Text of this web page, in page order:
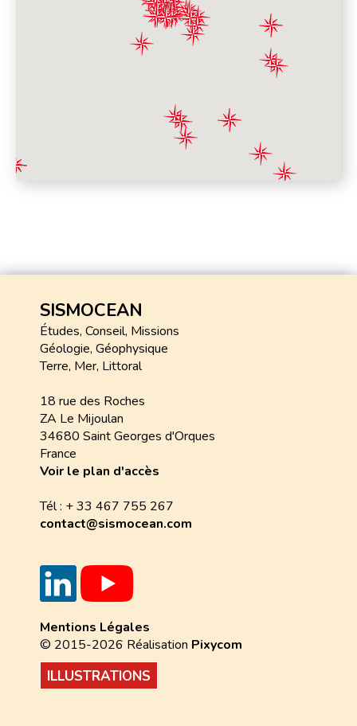
SISMOCEAN
Études, Conseil, Missions
Géologie, Géophysique
Terre, Mer, Littoral
18 rue des Roches
ZA Le Mijoulan
34680 Saint Georges d'Orques
France
Voir le plan d'accès
Tél : + 33 467 755 267
contact@sismocean.com
Mentions Légales
© 2015-2026 Réalisation Pixycom
ILLUSTRATIONS